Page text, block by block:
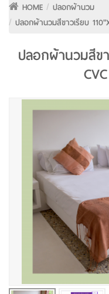
HOME
ปลอกผ้านวม
ปลอกผ้านวมสีขาวเรียบ
ปลอกผ้านวมสีข